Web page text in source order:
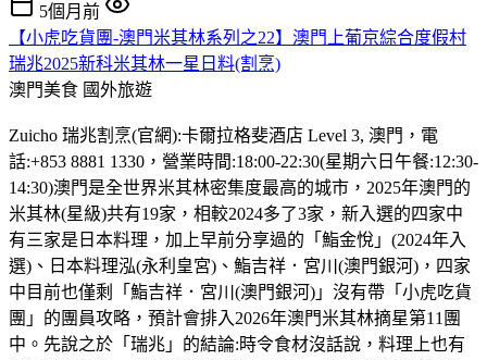
5個月前
【小虎吃貨團-澳門米其林系列之22】澳門上葡京綜合度假村
瑞兆2025新科米其林一星日料(割烹)
澳門美食 國外旅遊
Zuicho 瑞兆割烹(官網):卡爾拉格斐酒店 Level 3, 澳門，電
話:+853 8881 1330，營業時間:18:00-22:30(星期六日午餐:12:30-
14:30)澳門是全世界米其林密集度最高的城市，2025年澳門的
米其林(星級)共有19家，相較2024多了3家，新入選的四家中
有三家是日本料理，加上早前分享過的「鮨金悅」(2024年入
選)、日本料理泓(永利皇宮)、鮨吉祥．宮川(澳門銀河)，四家
中目前也僅剩「鮨吉祥．宮川(澳門銀河)」沒有帶「小虎吃貨
團」的團員攻略，預計會排入2026年澳門米其林摘星第11團
中。先說之於「瑞兆」的結論:時令食材沒話說，料理上也有